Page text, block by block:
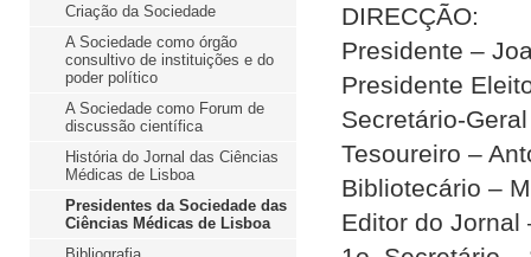
Criação da Sociedade
A Sociedade como órgão
consultivo de instituições e do
poder político
A Sociedade como Forum de
discussão científica
História do Jornal das Ciências
Médicas de Lisboa
Presidentes da Sociedade das
Ciências Médicas de Lisboa
DIRECÇÃO:
Presidente –
Presidente
Secretário-
Tesoureiro –
Bibliotecário –
Editor do Jornal